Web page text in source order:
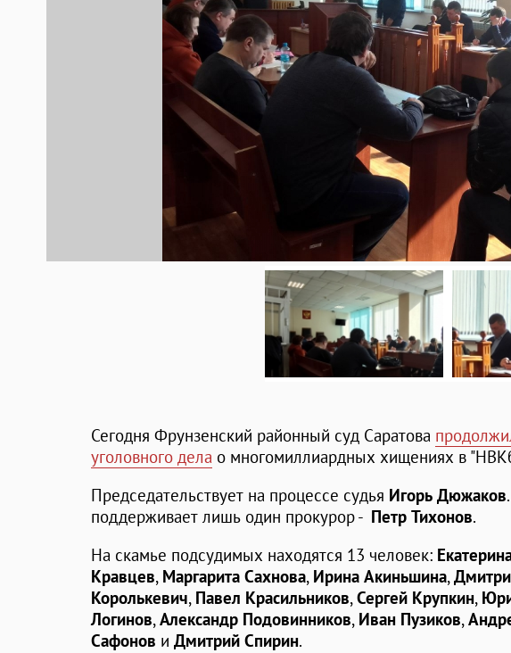
Сегодня Фрунзенский районный суд Саратова
уголовного дела о многомиллиардных хищениях в
Председательствует на процессе судья Игорь Дюжаков
поддерживает лишь один прокурор - Петр Тихонов.
На скамье подсудимых находятся 13 человек:
Кравцев, Маргарита Сахнова, Ирина Акиньшина,
Королькевич, Павел Красильников,Сергей Крупкин,
Логинов,Александр Подовинников, Иван Пузиков,
Сафонов и Дмитрий Спирин.